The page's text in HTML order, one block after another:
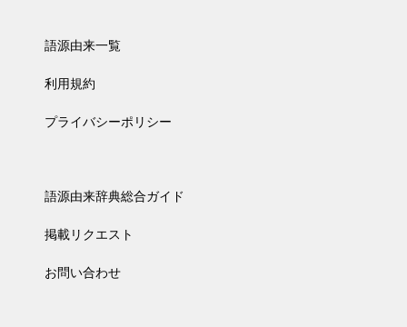
語源由来一覧
利用規約
プライバシーポリシー
語源由来辞典総合ガイド
掲載リクエスト
お問い合わせ